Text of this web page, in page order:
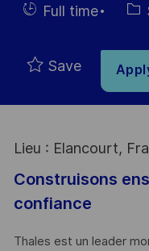
Date
HiringFull time
Save
Lieu : Elancourt,
Construisons
confiance
Thales est un leader